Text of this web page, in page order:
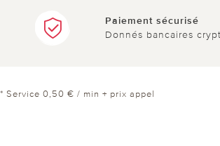
Paiement sécurisé
Donnés bancaires
* Service 0,50 € / min + prix appel